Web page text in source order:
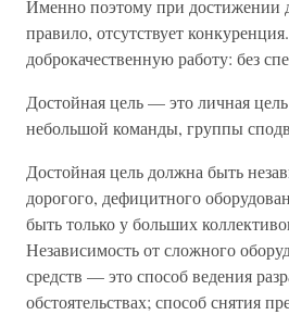
Именно поэтому при достижении
правило, отсутствует
доброкачественную работу: без
Достойная цель — это личная
небольшой команды, группы
Достойная цель должна быть
дорогого, дефицитного
быть только у больших
Независимость от сложного
средств — это способ ведения
обстоятельствах; способ снятия